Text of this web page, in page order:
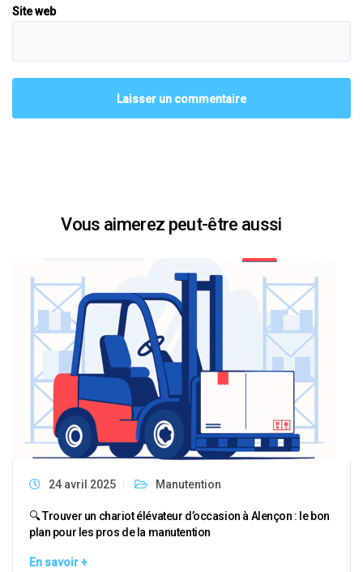
Site web
Vous aimerez peut-être aussi
24 avril 2025 Manutention
🔍 Trouver un chariot élévateur d’occasion à Alençon : le bon
plan pour les pros de la manutention
En savoir +